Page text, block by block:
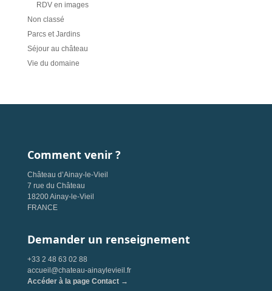
RDV en images
Non classé
Parcs et Jardins
Séjour au château
Vie du domaine
Comment venir ?
Château d’Ainay-le-Vieil
7 rue du Château
18200 Ainay-le-Vieil
FRANCE
Demander un renseignement
+33 2 48 63 02 88
accueil@chateau-ainaylevieil.fr
Accéder à la page Contact →